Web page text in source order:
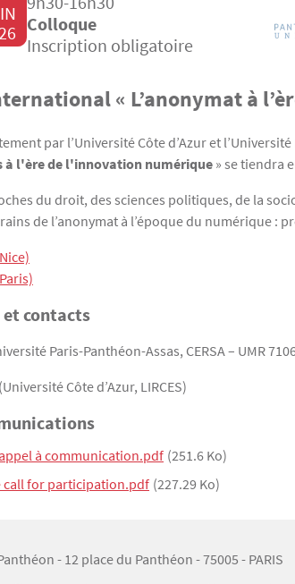
Colloque
Inscription obligatoire
« L’anonymat à
par l’Université Côte d’Azur et
à l'ère de l'innovation numérique» se tiendra
du droit, des sciences politiques, de la
de l’anonymat à l’époque du numérique :
contacts
Paris-Panthéon-Assas, CERSA – UMR
(Université Côte d’Azur, LIRCES)
à communication.pdf (251.6 Ko)
call for participation.pdf (227.29 Ko)
- 12 place du Panthéon - 75005 - PARIS